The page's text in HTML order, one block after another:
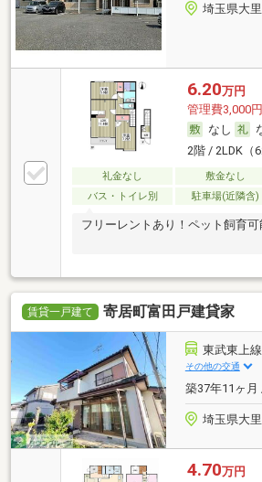
埼玉県大
6.20万円
管理費3,000円
なし
2階 / 2LDK（
礼金なし 敷金なし
バス・トイレ別
駐車場(近隣含)
フリーレントあり！ペット飼育
賃貸一戸建て 寄居町富田戸建貸家
東武東上
その他の交通
築37年11ヶ月
埼玉県大
4.70万円